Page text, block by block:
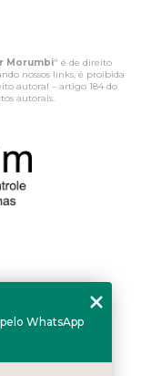
Morumbi" é de direito
nossos links, é proibida
autoral – artigo 184 do
autorais.
WhatsApp